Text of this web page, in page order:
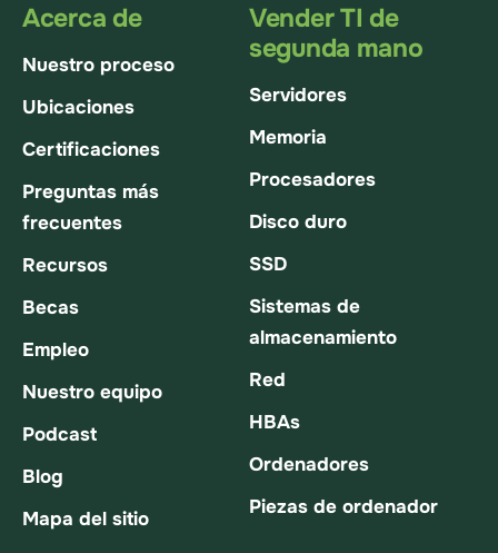
Acerca de
Nuestro proceso
Ubicaciones
Certificaciones
Preguntas más
frecuentes
Recursos
Becas
Empleo
Nuestro equipo
Podcast
Blog
Mapa del sitio
Vender TI de
segunda mano
Servidores
Memoria
Procesadores
Disco duro
SSD
Sistemas de
almacenamiento
Red
HBAs
Ordenadores
Piezas de ordenador